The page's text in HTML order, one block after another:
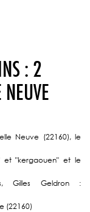
: 2
Neuve (22160), le
et "kergaouen" et le
Gilles Geldron :
(22160)